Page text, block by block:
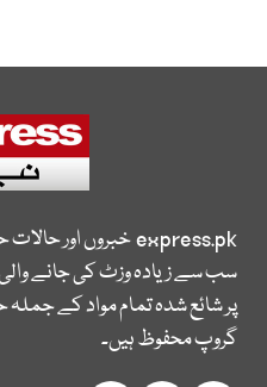
express.pkخبروں اور
سب سے زیادہ وزٹ کی جانے
پر شائع شدہ تمام مواد کے
گروپ محفوظ ہیں۔